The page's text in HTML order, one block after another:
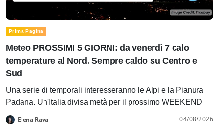
Prima Pagina
Meteo PROSSIMI 5 GIORNI: da venerdì 7 calo
temperature al Nord. Sempre caldo su Centro e
Sud
Una serie di temporali interesseranno le Alpi e la Pianura
Padana. Un'Italia divisa metà per il prossimo WEEKEND
Elena Rava 04/08/2026